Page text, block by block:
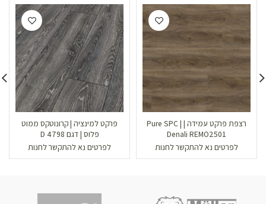
רצפת פרקט עמידה | Pure SPC |
Denali REMO2501
לפרטים נא להתקשר לחנות
פרקט למינציה | קרונוטקס ממוט
פלוס | דגם D 4798
לפרטים נא להתקשר לחנות